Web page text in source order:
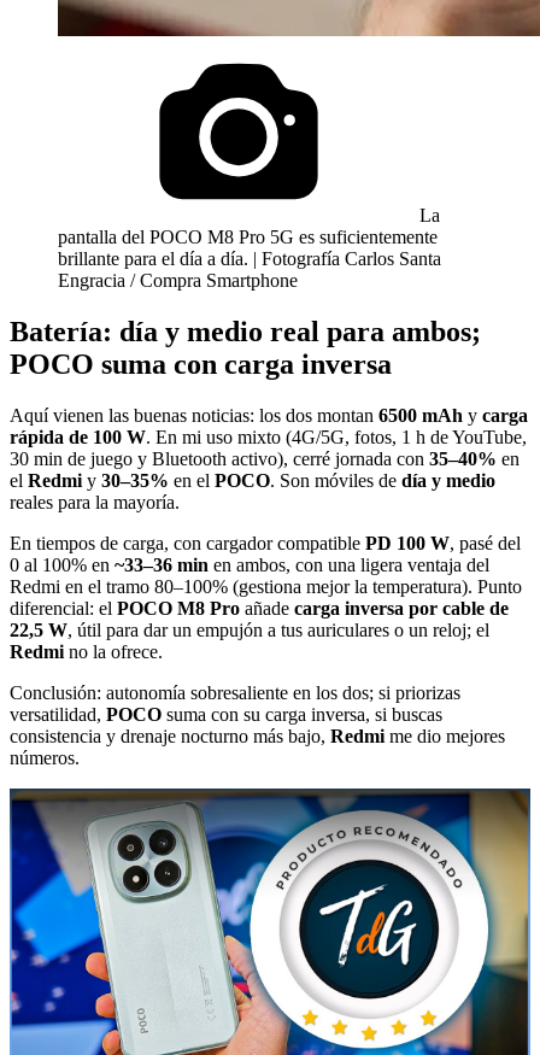
La
pantalla del POCO M8 Pro 5G es suficientemente
brillante para el día a día. | Fotografía Carlos Santa
Engracia / Compra Smartphone
Batería: día y medio real para ambos;
POCO suma con carga inversa
Aquí vienen las buenas noticias: los dos montan 6500 mAh y carga
rápida de 100 W. En mi uso mixto (4G/5G, fotos, 1 h de YouTube,
30 min de juego y Bluetooth activo), cerré jornada con 35–40% en
el Redmi y 30–35% en el POCO. Son móviles de día y medio
reales para la mayoría.
En tiempos de carga, con cargador compatible PD 100 W, pasé del
0 al 100% en ~33–36 min en ambos, con una ligera ventaja del
Redmi en el tramo 80–100% (gestiona mejor la temperatura). Punto
diferencial: el POCO M8 Pro añade carga inversa por cable de
22,5 W, útil para dar un empujón a tus auriculares o un reloj; el
Redmi no la ofrece.
Conclusión: autonomía sobresaliente en los dos; si priorizas
versatilidad, POCO suma con su carga inversa, si buscas
consistencia y drenaje nocturno más bajo, Redmi me dio mejores
números.